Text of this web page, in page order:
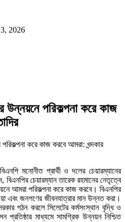
2026
উন্নয়নে পরিকল্পনা করে কাজ
মনোনীত প্রার্থী ও দলের চেয়ারম্যানের
বিএনপির চেয়ারম্যান তারেক রহমানের নেতৃত্বে
আমরা পরিকল্পনা করে কাজ করবে। বিএনপির
এবং জনগণের জীবনযাত্রার মান উন্নত করা।
গঠন করলে সিলেটের কর্মসংস্থান বৃদ্ধি ও
প্রতিষ্ঠার মাধ্যমে সামগ্রিক উন্নয়ন নিশ্চিত